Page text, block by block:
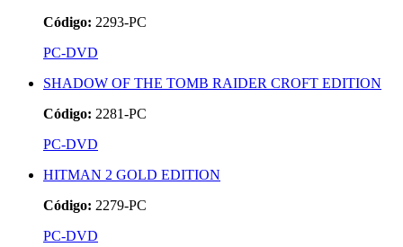
Código: 2293-PC
PC-DVD
SHADOW OF THE TOMB RAIDER CROFT EDITION
Código: 2281-PC
PC-DVD
HITMAN 2 GOLD EDITION
Código: 2279-PC
PC-DVD